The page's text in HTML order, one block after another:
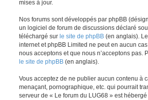
mises à jour.
Nos forums sont développés par phpBB
un logiciel de forum de discussions déclaré
téléchargé sur le site de phpBB (en anglais).
internet et phpBB Limited ne peut en aucun
nous acceptons et que nous n’acceptons pas.
le site de phpBB (en anglais).
Vous acceptez de ne publier aucun contenu à
menaçant, pornographique, etc. qui pourrait
serveur de « Le forum du LUG68 » est